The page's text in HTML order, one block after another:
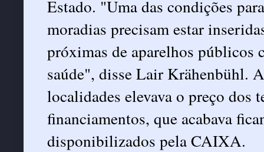
Estado. "Uma das condições
moradias precisam estar
próximas de aparelhos públicos
saúde", disse Lair Krähenbühl.
localidades elevava o preço dos
financiamentos, que acabava
disponibilizados pela CAIXA.